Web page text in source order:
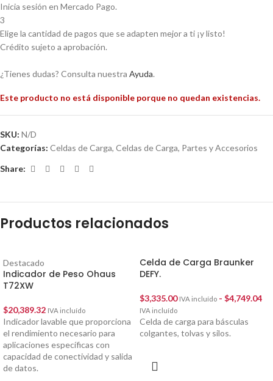
Inicia sesión en Mercado Pago.
3
Elige la cantidad de pagos que se adapten mejor a ti ¡y listo!
Crédito sujeto a aprobación.
¿Tienes dudas? Consulta nuestra Ayuda.
Este producto no está disponible porque no quedan existencias.
SKU: N/D
Categorías: Celdas de Carga, Celdas de Carga, Partes y Accesorios
Share:
Productos relacionados
Destacado
Indicador de Peso Ohaus
T72XW
$20,389.32 IVA incluído
Indicador lavable que proporciona
el rendimiento necesario para
aplicaciones específicas con
capacidad de conectividad y salida
de datos.
Celda de Carga Braunker
DEFY.
$3,335.00 IVA incluído - $4,749.04
IVA incluído
Celda de carga para básculas
colgantes, tolvas y silos.